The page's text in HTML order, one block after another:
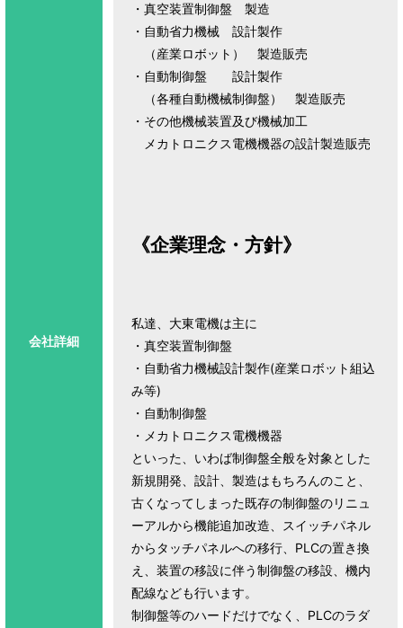
会社詳細
・真空装置制御盤 製造
・自動省力機械 設計製作
（産業ロボット） 製造販売
・自動制御盤 設計製作
（各種自動機械制御盤） 製造販売
・その他機械装置及び機械加工
メカトロニクス電機機器の設計製造販売
《企業理念・方針》
私達、大東電機は主に
・真空装置制御盤
・自動省力機械設計製作(産業ロボット組込
み等)
・自動制御盤
・メカトロニクス電機機器
といった、いわば制御盤全般を対象とした
新規開発、設計、製造はもちろんのこと、
古くなってしまった既存の制御盤のリニュ
ーアルから機能追加改造、スイッチパネル
からタッチパネルへの移行、PLCの置き換
え、装置の移設に伴う制御盤の移設、機内
配線なども行います。
制御盤等のハードだけでなく、PLCのラダ